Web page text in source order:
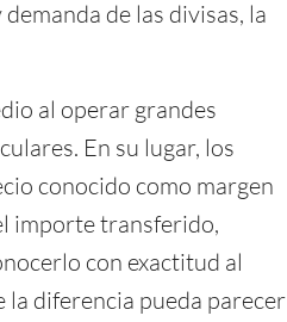
de las divisas, la
al operar grandes
En su lugar, los
conocido como margen
importe transferido,
con exactitud al
la diferencia pueda parecer